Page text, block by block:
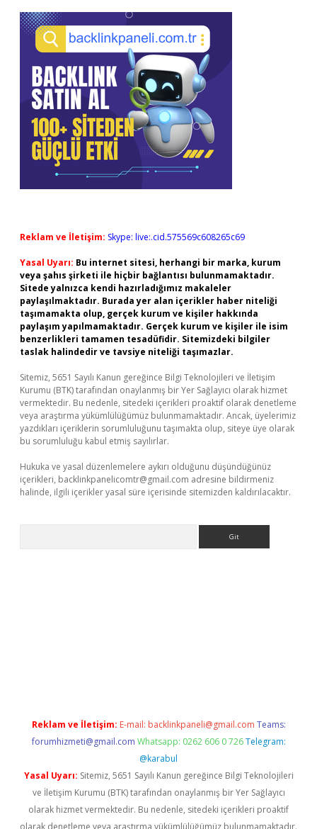
Reklam ve İletişim: Skype: live:.cid.575569c608265c69
Yasal Uyarı: Bu internet sitesi, herhangi bir marka, kurum
veya şahıs şirketi ile hiçbir bağlantısı bulunmamaktadır.
Sitede yalnızca kendi hazırladığımız makaleler
paylaşılmaktadır. Burada yer alan içerikler haber niteliği
taşımamakta olup, gerçek kurum ve kişiler hakkında
paylaşım yapılmamaktadır. Gerçek kurum ve kişiler ile isim
benzerlikleri tamamen tesadüfidir. Sitemizdeki bilgiler
taslak halindedir ve tavsiye niteliği taşımazlar.
Sitemiz, 5651 Sayılı Kanun gereğince Bilgi Teknolojileri ve İletişim
Kurumu (BTK) tarafından onaylanmış bir Yer Sağlayıcı olarak hizmet
vermektedir. Bu nedenle, sitedeki içerikleri proaktif olarak denetleme
veya araştırma yükümlülüğümüz bulunmamaktadır. Ancak, üyelerimiz
yazdıkları içeriklerin sorumluluğunu taşımakta olup, siteye üye olarak
bu sorumluluğu kabul etmiş sayılırlar.
Hukuka ve yasal düzenlemelere aykırı olduğunu düşündüğünüz
içerikleri, backlinkpanelicomtr@gmail.com adresine bildirmeniz
halinde, ilgili içerikler yasal süre içerisinde sitemizden kaldırılacaktır.
Reklam ve İletişim: E-mail: backlinkpaneli@gmail.com Teams:
forumhizmeti@gmail.com Whatsapp: 0262 606 0 726 Telegram:
@karabul
Yasal Uyarı: Sitemiz, 5651 Sayılı Kanun gereğince Bilgi Teknolojileri
ve İletişim Kurumu (BTK) tarafından onaylanmış bir Yer Sağlayıcı
olarak hizmet vermektedir. Bu nedenle, sitedeki içerikleri proaktif
olarak denetleme veya araştırma yükümlülüğümüz bulunmamaktadır.